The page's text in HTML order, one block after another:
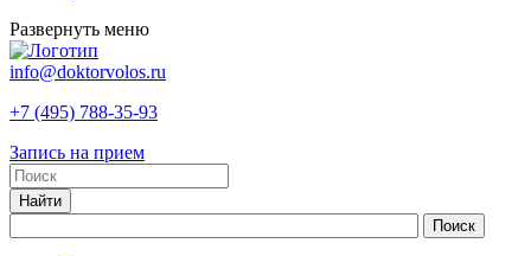
Развернуть меню
info@doktorvolos.ru
+7 (495) 788-35-93
Запись на прием